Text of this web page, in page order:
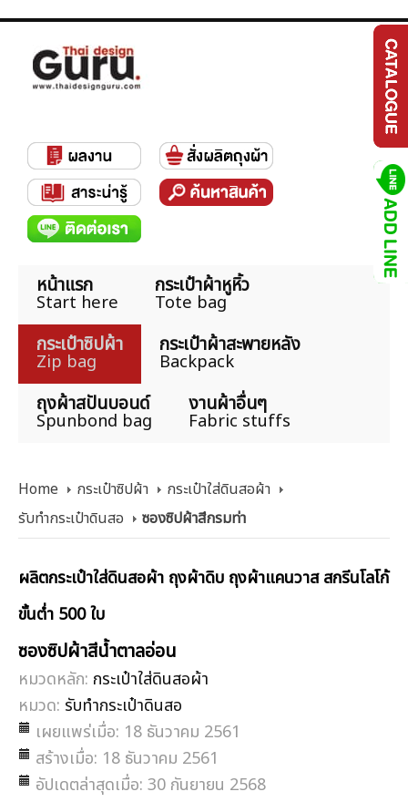
หน้าแรก
Start here
กระเป๋าผ้าหูหิ้ว
Tote bag
กระเป๋าซิปผ้า
Zip bag
กระเป๋าผ้าสะพายหลัง
Backpack
ถุงผ้าสปันบอนด์
Spunbond bag
งานผ้าอื่นๆ
Fabric stuffs
Home กระเป๋าซิปผ้า
กระเป๋าใส่ดินสอผ้า
รับทำกระเป๋าดินสอ
ซองซิปผ้าสีกรมท่า
ผลิตกระเป๋าใส่ดินสอผ้า ถุงผ้าดิบ ถุงผ้าแคนวาส สกรีนโลโก้
ขั้นต่ำ 500 ใบ
ซองซิปผ้าสีน้ำตาลอ่อน
หมวดหลัก: กระเป๋าใส่ดินสอผ้า
หมวด: รับทำกระเป๋าดินสอ
เผยแพร่เมื่อ: 18 ธันวาคม 2561
สร้างเมื่อ: 18 ธันวาคม 2561
อัปเดตล่าสุดเมื่อ: 30 กันยายน 2568